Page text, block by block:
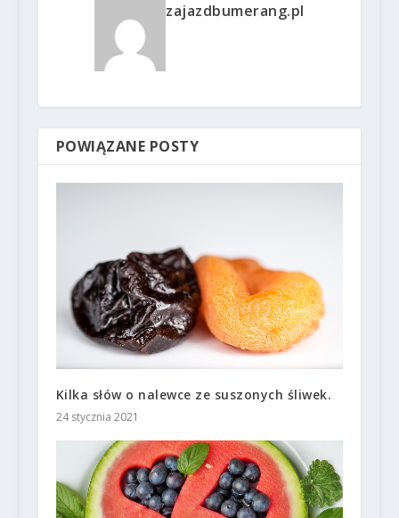
zajazdbumerang.pl
POWIĄZANE POSTY
Kilka słów o nalewce ze suszonych śliwek.
24 stycznia 2021